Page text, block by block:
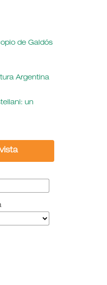
de Galdós
Argentina
un